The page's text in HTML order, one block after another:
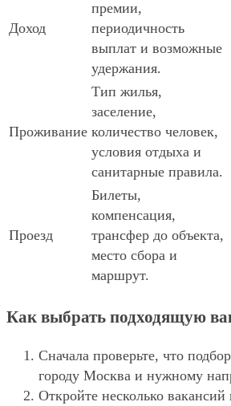
Доход
премии,
периодичность
выплат и возможные
удержания.
Проживание
Тип жилья,
заселение,
количество человек,
условия отдыха и
санитарные правила.
Проезд
Билеты,
компенсация,
трансфер до объекта,
место сбора и
маршрут.
Как выбрать подходящую
Сначала проверьте, что
городу Москва и нужному
Откройте несколько